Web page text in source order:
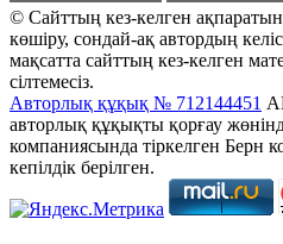
© Сайттың кез-келген
көшіру, сондай-ақ автордың
мақсатта сайттың кез-келген
сілтемесіз.
Авторлық құқық № 712144451
авторлық құқықты қорғау
компаниясында тіркелген Берн
кепілдік берілген.